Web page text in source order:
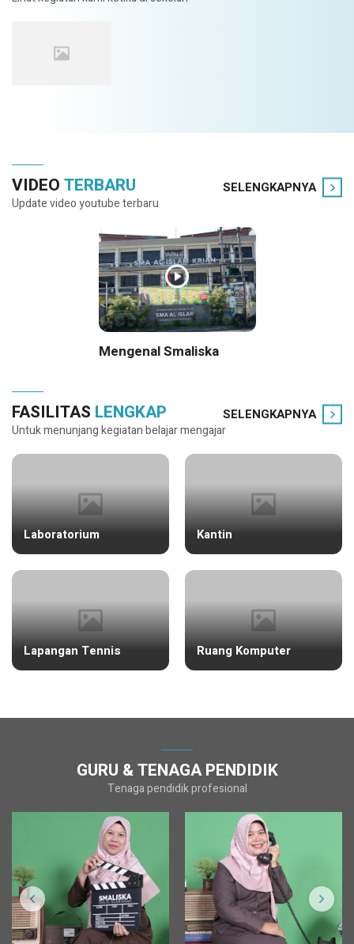
VIDEOTERBARU
Update video youtube terbaru
SELENGKAPNYA
Mengenal Smaliska
FASILITAS LENGKAP
Untuk menunjang kegiatan belajar mengajar
SELENGKAPNYA
Laboratorium Kantin
Lapangan Tennis Ruang Komputer
GURU & TENAGA PENDIDIK
Tenaga pendidik profesional